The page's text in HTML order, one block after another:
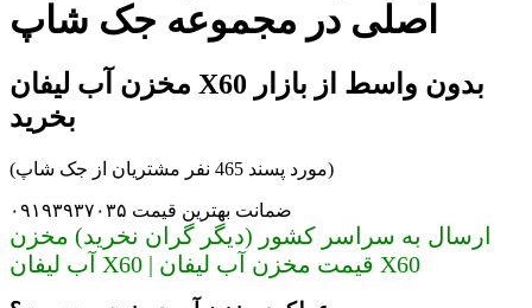
اصلی در مجموعه جک شاپ
مخزن آب لیفان X60 بدون واسط از بازار
بخرید
(مورد پسند 465 نفر مشتریان از جک شاپ)
ضمانت بهترین قیمت ۰۹۱۹۳۹۳۷۰۳۵
ارسال به سراسر کشور (دیگر گران نخرید) مخزن
آب لیفان X60 | قیمت مخزن آب لیفان X60